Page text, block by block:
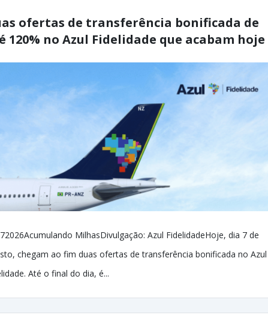
ofertas de transferência bonificada de
120% no Azul Fidelidade que acabam hoje
MilhasDivulgação: Azul FidelidadeHoje, dia 7 de
chegam ao fim duas ofertas de transferência bonificada no Azul
Até o final do dia, é...